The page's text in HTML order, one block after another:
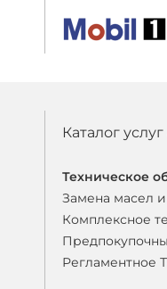
Каталог
Техническое
Замена масел
Комплексное
Регламентное